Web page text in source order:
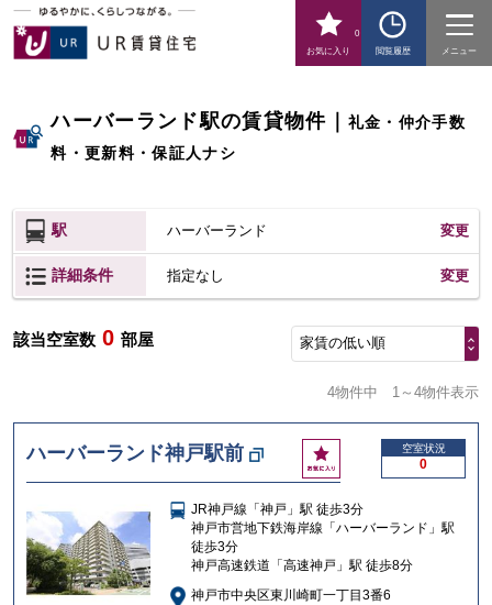
お気に入り
0
閲覧履歴
メニュー
ハーバーランド駅の賃貸物件
礼金・仲介手数
料・更新料・保証人ナシ
駅 ハーバーランド 変更
詳細条件 指定なし 変更
該当空室数 0 部屋 家賃の低い順
4物件中 1～4物件表示
ハーバーランド神戸駅前
お
気
入
り
空室状況
0
JR神戸線「神戸」駅 徒歩3分
神戸市営地下鉄海岸線「ハーバーランド」駅
徒歩3分
神戸高速鉄道「高速神戸」駅 徒歩8分
神戸市中央区東川崎町一丁目3番6